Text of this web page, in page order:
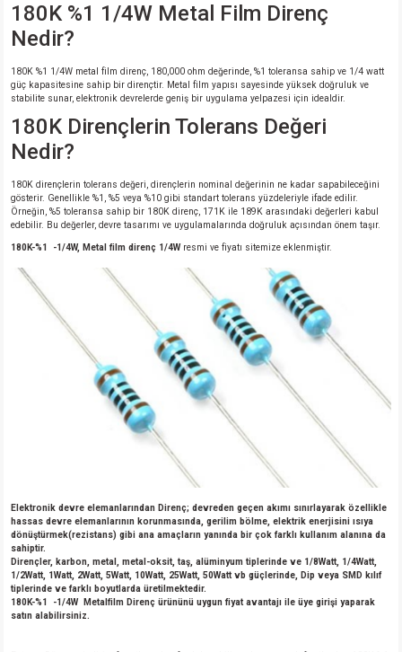
180K %1 1/4W Metal Film Direnç
Nedir?
180K %1 1/4W metal film direnç, 180,000 ohm değerinde, %1 toleransa sahip ve 1/4 watt
güç kapasitesine sahip bir dirençtir. Metal film yapısı sayesinde yüksek doğruluk ve
stabilite sunar, elektronik devrelerde geniş bir uygulama yelpazesi için idealdir.
180K Dirençlerin Tolerans Değeri
Nedir?
180K dirençlerin tolerans değeri, dirençlerin nominal değerinin ne kadar sapabileceğini
gösterir. Genellikle %1, %5 veya %10 gibi standart tolerans yüzdeleriyle ifade edilir.
Örneğin, %5 toleransa sahip bir 180K direnç, 171K ile 189K arasındaki değerleri kabul
edebilir. Bu değerler, devre tasarımı ve uygulamalarında doğruluk açısından önem taşır.
180K-%1 -1/4W, Metal film direnç 1/4Wresmi ve fiyatı sitemize eklenmiştir.
Elektronik devre elemanlarından Direnç; devreden geçen akımı sınırlayarak özellikle
hassas devre elemanlarının korunmasında, gerilim bölme, elektrik enerjisini ısıya
dönüştürmek(rezistans) gibi ana amaçların yanında bir çok farklı kullanım alanına da
sahiptir.
Dirençler, karbon, metal, metal-oksit, taş, alüminyum tiplerinde ve 1/8Watt, 1/4Watt,
1/2Watt, 1Watt, 2Watt, 5Watt, 10Watt, 25Watt, 50Watt vb güçlerinde, Dip veya SMD kılıf
tiplerinde ve farklı boyutlarda üretilmektedir.
180K-%1 -1/4W Metalfilm Direnç ürününü uygun fiyat avantajı ile üye girişi yaparak
satın alabilirsiniz.